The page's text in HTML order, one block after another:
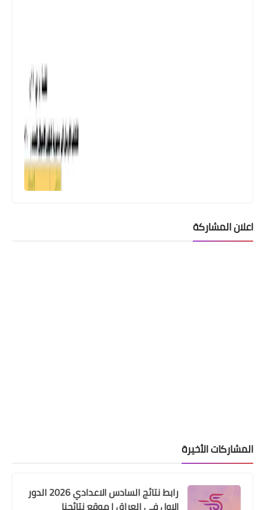
القروض لاكثر من 5 الف مستفيداعلان المشاركة
المشاركات الأخيرة
رابط نتائج السادس الاعدادي 2026 الدور